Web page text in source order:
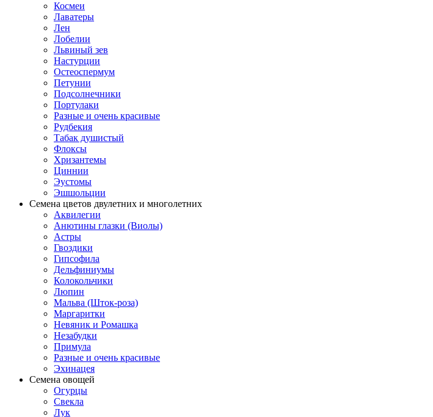
Космеи
Лаватеры
Лен
Лобелии
Львиный зев
Настурции
Остеоспермум
Петунии
Подсолнечники
Портулаки
Разные и очень красивые
Рудбекия
Табак душистый
Флоксы
Хризантемы
Циннии
Эустомы
Эшшольции
Семена цветов двулетних и многолетних
Аквилегии
Анютины глазки (Виолы)
Астры
Гвоздики
Гипсофила
Дельфиниумы
Колокольчики
Люпин
Мальва (Шток-роза)
Маргаритки
Невяник и Ромашка
Незабудки
Примула
Разные и очень красивые
Эхинацея
Семена овощей
Огурцы
Свекла
Лук